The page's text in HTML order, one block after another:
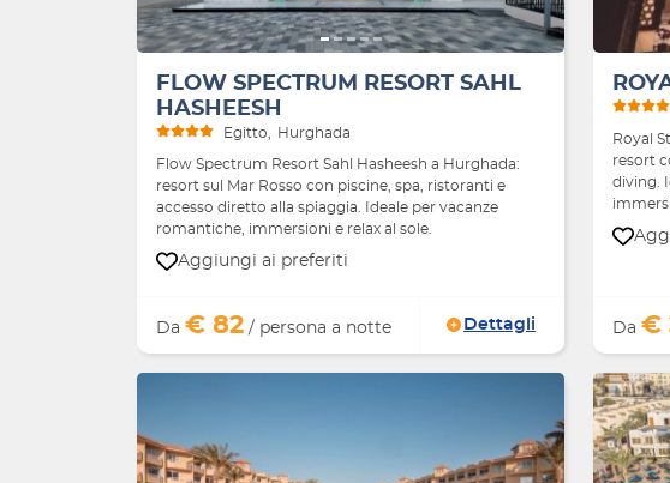
FLOW SPECTRUM RESORT SAHL
HASHEESH
Egitto Hurghada
Flow Spectrum Resort Sahl Hasheesh a Hurghada:
resort sul Mar Rosso con piscine, spa, ristoranti e
accesso diretto alla spiaggia. Ideale per vacanze
romantiche, immersioni e relax al sole.
Aggiungi ai preferiti
Da € 82 / persona a notte Dettagli
Royal
resort
diving.
Da €